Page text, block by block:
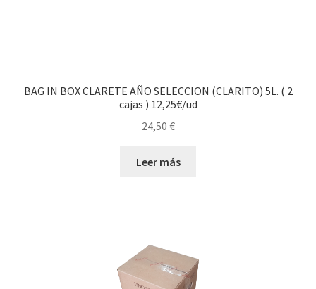
BAG IN BOX CLARETE AÑO SELECCION (CLARITO) 5L. ( 2
cajas ) 12,25€/ud
24,50 €
Leer más